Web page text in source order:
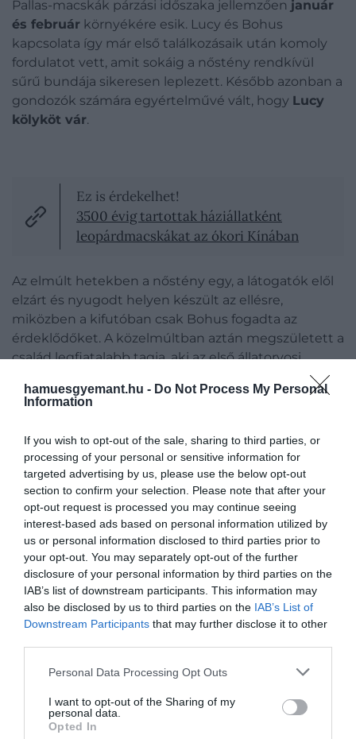
hamuesgyemant.hu - Do Not Process My Personal
Information
If you wish to opt-out of the sale, sharing to third parties, or
processing of your personal or sensitive information for
targeted advertising by us, please use the below opt-out
section to confirm your selection. Please note that after your
opt-out request is processed you may continue seeing
interest-based ads based on personal information utilized by
us or personal information disclosed to third parties prior to
your opt-out. You may separately opt-out of the further
disclosure of your personal information by third parties on the
IAB’s list of downstream participants. This information may
also be disclosed by us to third parties on the IAB’s List of
Downstream Participants that may further disclose it to other
Please note that this website/app uses one or more Google
not limited to your visit or usage behaviour. You may click to
grant or deny consent to Google and its third-party tags to
use your data for below specified purposes in below Google
Personal Data Processing Opt Outs
I want to opt-out of the Sharing of my
personal data.
Opted In
Pallas-macskák párzási időszaka jellemzően január
és február környékére esik. Lucy és Bohus
kapcsolata így már első találkozásaik után komoly
fordulatot vett, amit sokáig a nőstény rendkívül
sűrű bundája sikeresen leplezett. Később azonban a
gondozók számára egyértelművé vált, hogy Lucy
kölyköt vár.
Ez is érdekelhet!
3500 évig tartottak háziállatként
leopárdmacskákat az ókori Kínában
Az elmúlt hetekben a nőstény egy, a látogatók elől
elzárt és nyugodt helyen készült az ellésre,
miközben a kifutóban csak Bohus fogadta az
érdeklődőket. A közelmúltban aztán megszületett a
család legfiatalabb tagja, aki az első állatorvosi
gyorsan fejlődik.A szakemberek a napokban azt is
néhány hetes, egyre bátrabban fedezi fel
környezetét, és egyre gyakrabban merészkedik elő
rejtekhelyéről, így a gondozók is többször láthatják.
Lucy számára ez az első utód, de a beszámolók
szerintpéldás anyaként gondoskodik a kicsiről.
Rendszeresen szoptatja, tisztogatja és védi, ezért az
állatkert munkatársai a lehető legkevesebbet
zavarják a családot ezekben a hetekben. Emiatt
egyelőre csak néhány pillanatfelvétel készült a
kölyökről.